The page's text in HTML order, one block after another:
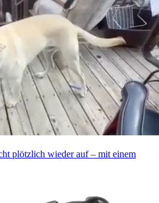
plötzlich wieder auf – mit einem